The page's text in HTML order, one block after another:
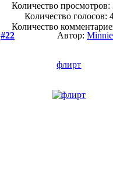
Количество просмотров:
Количество голосов:
Количество
#22 Автор:
флирт